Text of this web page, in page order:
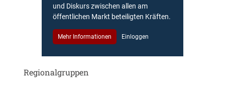
und Diskurs zwischen allen am
öffentlichen Markt beteiligten Kräften.
Mehr Informationen Einloggen
Regionalgruppen